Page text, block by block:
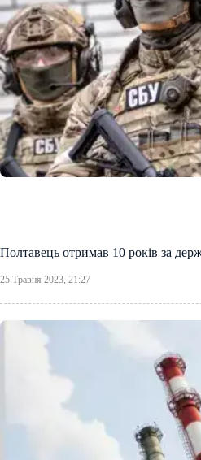
Полтавець отримав 10 років за
25 Травня 2023, 21:27